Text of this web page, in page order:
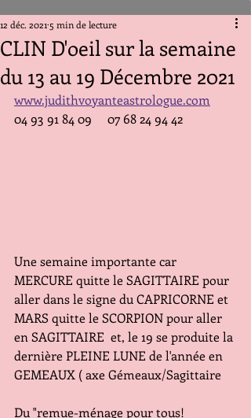
CLIN D'oeil sur la semaine
du 13 au 19 Décembre 2021
12 déc. 2021 5 min de lecture
www.judithvoyanteastrologue.com
04 93 91 84 09     07 68 24 94 42
Une semaine importante car
MERCURE quitte le SAGITTAIRE pour
aller dans le signe du CAPRICORNE et
MARS quitte le SCORPION pour aller
en SAGITTAIRE  et, le 19 se produite la
dernière PLEINE LUNE de l'année en
GEMEAUX ( axe Gémeaux/Sagittaire
Du "remue-ménage pour tous!